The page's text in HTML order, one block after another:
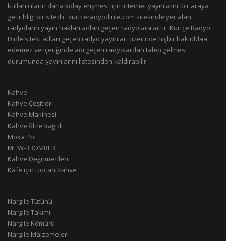
kullanıcıların daha kolay erişmesi için internet yayınlarını bir araya
getirildiği bir sitedir. kurtceradyodinle.com sitesinde yer alan
radyoların yayın hakları adları geçen radyolara aittir. Kürtçe Radyo
Dinle sitesi adları geçen radyo yayınları üzerinde hiçbir hak iddaa
edemez ve içeriğinde adı geçen radyolardan talep gelmesi
durumunda yayınlarını listesinden kaldırabilir.
Kahve
Kahve Çeşitleri
Kahve Makinesi
Kahve filtre kağıdı
Moka Pot
MHW-3BOMBER
Kahve Değirmenleri
Kafe için toptan Kahve
Nargile Tütünü
Nargile Takımı
Nargile Kömürü
Nargile Malzemeleri